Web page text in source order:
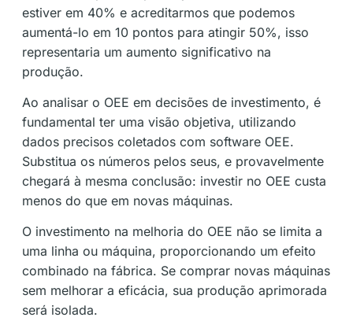
estiver em 40% e acreditarmos que podemos
aumentá-lo em 10 pontos para atingir 50%, isso
representaria um aumento significativo na
produção.
Ao analisar o OEE em decisões de investimento, é
fundamental ter uma visão objetiva, utilizando
dados precisos coletados com software OEE.
Substitua os números pelos seus, e provavelmente
chegará à mesma conclusão: investir no OEE custa
menos do que em novas máquinas.
O investimento na melhoria do OEE não se limita a
uma linha ou máquina, proporcionando um efeito
combinado na fábrica. Se comprar novas máquinas
sem melhorar a eficácia, sua produção aprimorada
será isolada.